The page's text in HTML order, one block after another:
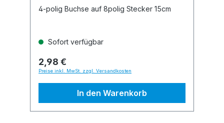
4-polig Buchse auf 8polig Stecker 15cm
Sofort verfügbar
2,98 €
Preise inkl. MwSt. zzgl. Versandkosten
In den Warenkorb